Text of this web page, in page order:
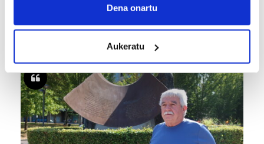
Collect information about your geographical
Identify your device by actively scanning it for
specific characteristics (fingerprinting)
Find out more about how your personal data is processed
and set your preferences in the
details section.
Guk eta gure bazkideek zure datu pertsonalak
prozesatzen ditugu, zure IP zenbakia, besteak beste,
Dena onartu
Aukeratu
TXIRRINDULARITZA
«Entrenatzen duzun bideetan lehiatzeak
gehiago motibatzen zaitu»